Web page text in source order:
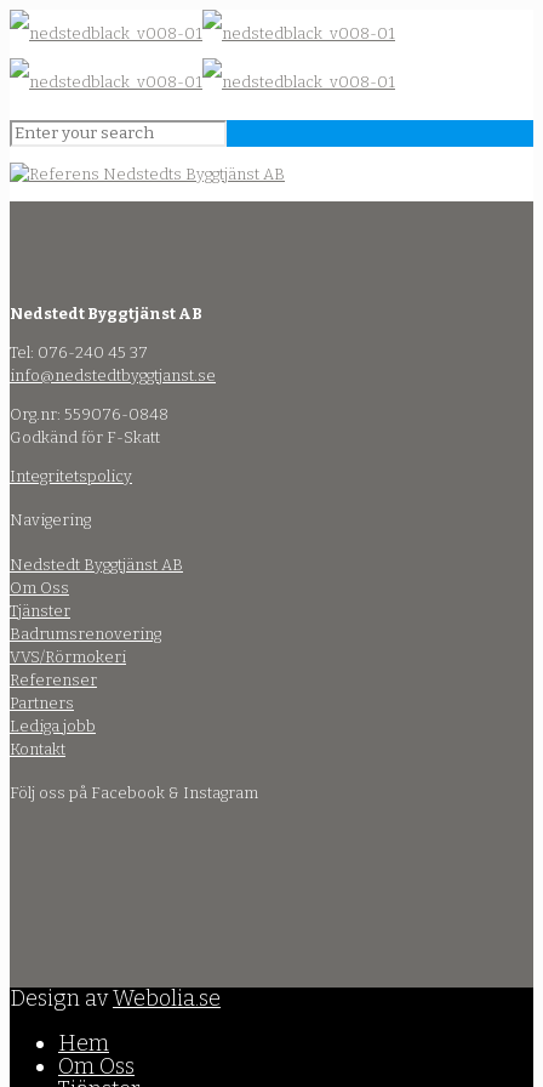
Nedstedt Byggtjänst AB
Tel: 076-240 45 37
info@nedstedtbyggtjanst.se
Org.nr: 559076-0848
Godkänd för F-Skatt
Integritetspolicy
Navigering
Nedstedt Byggtjänst AB
Om Oss
Tjänster
Badrumsrenovering
VVS/Rörmokeri
Referenser
Partners
Lediga jobb
Kontakt
Följ oss på Facebook & Instagram
Design avWebolia.se
Hem
Om Oss